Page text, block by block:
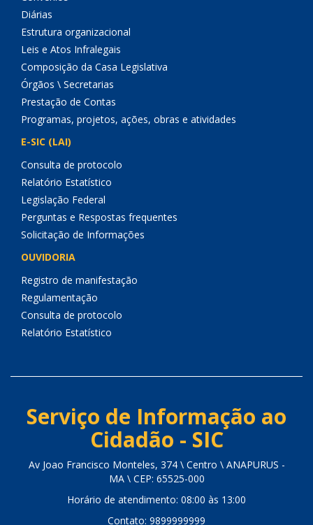
Diárias
Estrutura organizacional
Leis e Atos Infralegais
Composição da Casa Legislativa
Órgãos \ Secretarias
Prestação de Contas
Programas, projetos, ações, obras e atividades
E-SIC (LAI)
Consulta de protocolo
Relatório Estatístico
Legislação Federal
Perguntas e Respostas frequentes
Solicitação de Informações
OUVIDORIA
Registro de manifestação
Regulamentação
Consulta de protocolo
Relatório Estatístico
Serviço de Informação ao
Cidadão - SIC
Av Joao Francisco Monteles, 374 \ Centro \ ANAPURUS -
MA \ CEP: 65525-000
Horário de atendimento: 08:00 às 13:00
Contato: 9899999999